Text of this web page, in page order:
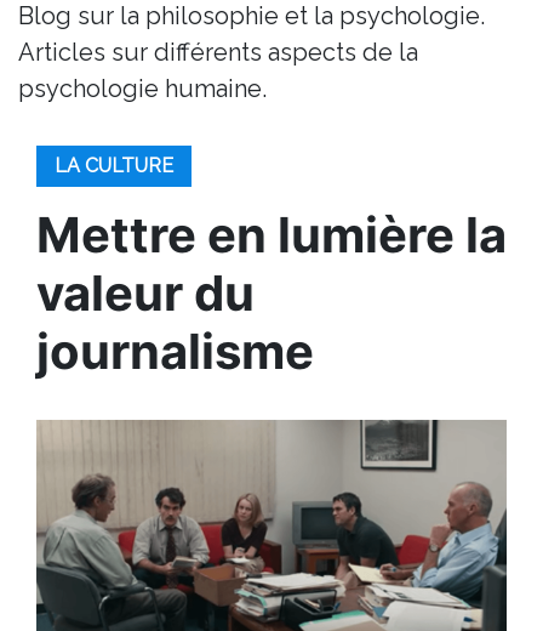
Blog sur la philosophie et la psychologie.
Articles sur différents aspects de la
psychologie humaine.
LA CULTURE
Mettre en lumière la
valeur du
journalisme